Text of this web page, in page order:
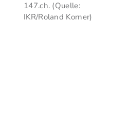
147.ch. (Quelle:
IKR/Roland Korner)